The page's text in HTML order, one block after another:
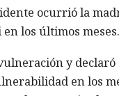
ocurrió la
los últimos meses.
y declaró
en los